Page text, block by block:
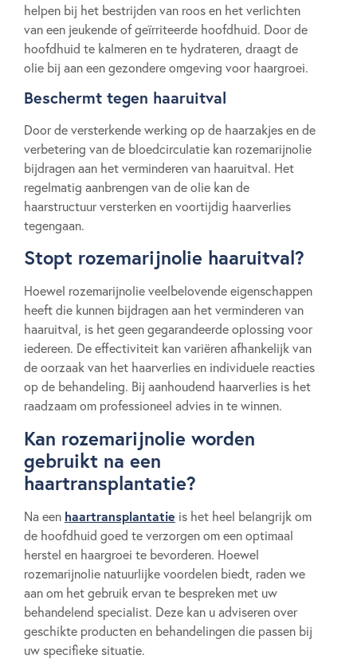
helpen bij het bestrijden van roos en het verlichten
van een jeukende of geïrriteerde hoofdhuid. Door de
hoofdhuid te kalmeren en te hydrateren, draagt de
olie bij aan een gezondere omgeving voor haargroei.
Beschermt tegen haaruitval
Door de versterkende werking op de haarzakjes en de
verbetering van de bloedcirculatie kan rozemarijnolie
bijdragen aan het verminderen van haaruitval. Het
regelmatig aanbrengen van de olie kan de
haarstructuur versterken en voortijdig haarverlies
tegengaan.
Stopt rozemarijnolie haaruitval?
Hoewel rozemarijnolie veelbelovende eigenschappen
heeft die kunnen bijdragen aan het verminderen van
haaruitval, is het geen gegarandeerde oplossing voor
iedereen. De effectiviteit kan variëren afhankelijk van
de oorzaak van het haarverlies en individuele reacties
op de behandeling. Bij aanhoudend haarverlies is het
raadzaam om professioneel advies in te winnen.
Kan rozemarijnolie worden
gebruikt na een
haartransplantatie?
Na een haartransplantatie is het heel belangrijk om
de hoofdhuid goed te verzorgen om een optimaal
herstel en haargroei te bevorderen. Hoewel
rozemarijnolie natuurlijke voordelen biedt, raden we
aan om het gebruik ervan te bespreken met uw
behandelend specialist. Deze kan u adviseren over
geschikte producten en behandelingen die passen bij
uw specifieke situatie.